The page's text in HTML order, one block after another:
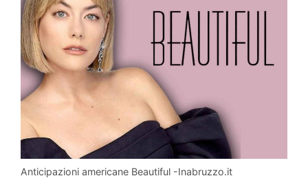
Anticipazioni americane Beautiful -Inabruzzo.it